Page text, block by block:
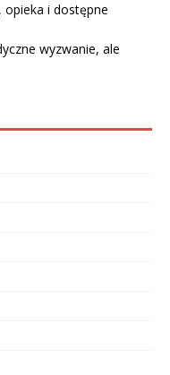
opieka i dostępne
wyzwanie, ale